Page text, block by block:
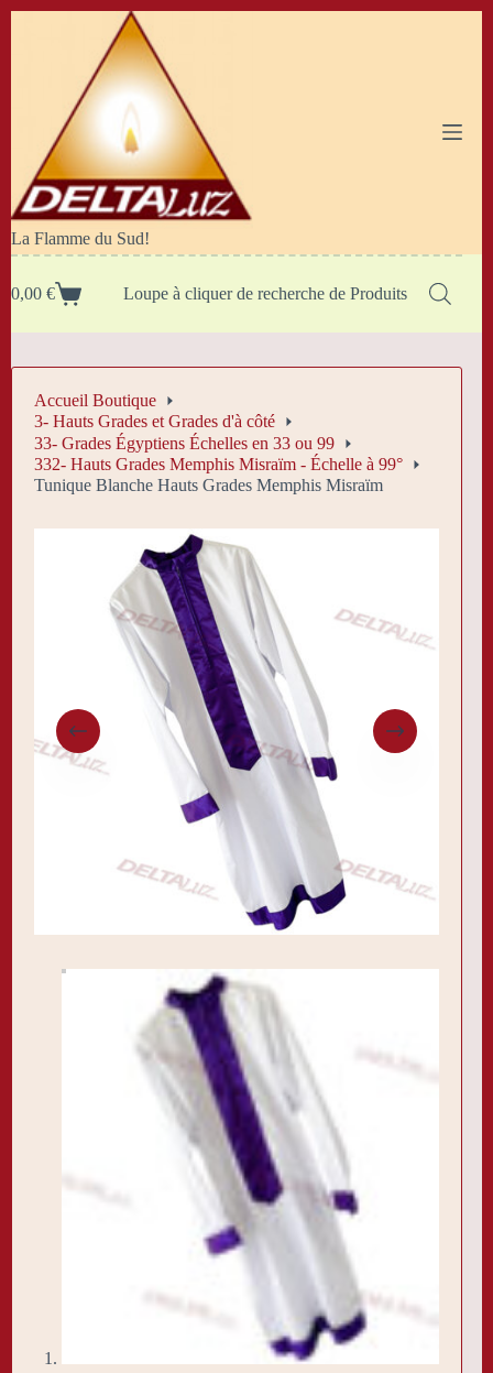
La Flamme du Sud!
Panier
0,00 € Loupe à cliquer de recherche de Produits
Accueil Boutique
3- Hauts Grades et Grades d'à côté
33- Grades Égyptiens Échelles en 33 ou 99
332- Hauts Grades Memphis Misraïm - Échelle à 99°
Tunique Blanche Hauts Grades Memphis Misraïm